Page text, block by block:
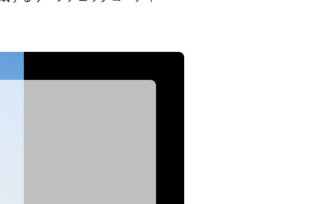
息が確認されていた。立ち上げに関わり、以来コーディネーターを務めながら地
息が確認されていた。立ち上げに関わり、以来コーディネーターを務めながら地
息が確認されていた。立ち上げに関わり、以来コーディネーターを務めながら地